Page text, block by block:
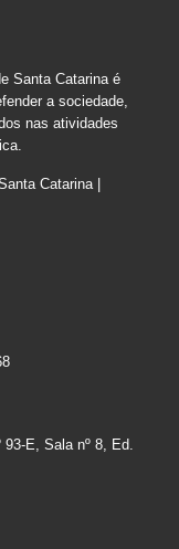
Santa Catarina é
a sociedade,
nas atividades
Catarina |
E, Sala nº 8, Ed.